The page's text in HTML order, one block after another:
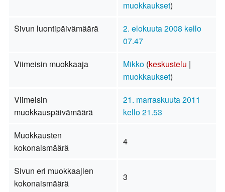
muokkaukset)
Sivun luontipäivämäärä
2. elokuuta 2008 kello
07.47
Viimeisin muokkaaja
Mikko (keskustelu |
muokkaukset)
Viimeisin
muokkauspäivämäärä
21. marraskuuta 2011
kello 21.53
Muokkausten
kokonaismäärä
4
Sivun eri muokkaajien
kokonaismäärä
3